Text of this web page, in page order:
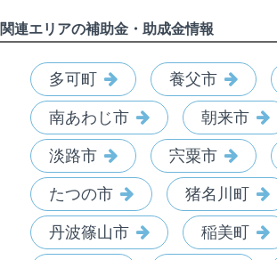
関連エリアの補助金・助成金情報
多可町 養父市
南あわじ市 朝来市
淡路市 宍粟市
たつの市 猪名川町
丹波篠山市 稲美町